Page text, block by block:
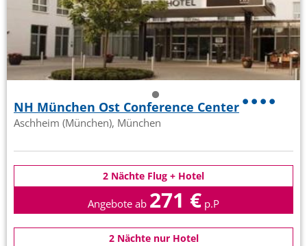
NH München Ost Conference Center
Aschheim (München), München
2 Nächte Flug + Hotel
Angebote ab 271 € p.P
2 Nächte nur Hotel